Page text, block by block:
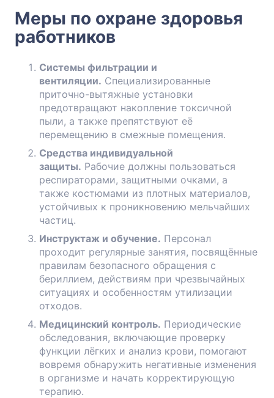
Меры по охране здоровья
работников
Системы фильтрации и
вентиляции. Специализированные
приточно-вытяжные установки
предотвращают накопление токсичной
пыли, а также препятствуют её
перемещению в смежные помещения.
Средства индивидуальной
защиты. Рабочие должны пользоваться
респираторами, защитными очками, а
также костюмами из плотных материалов,
устойчивых к проникновению мельчайших
частиц.
Инструктаж и обучение. Персонал
проходит регулярные занятия, посвящённые
правилам безопасного обращения с
бериллием, действиям при чрезвычайных
ситуациях и особенностям утилизации
отходов.
Медицинский контроль. Периодические
обследования, включающие проверку
функции лёгких и анализ крови, помогают
вовремя обнаружить негативные изменения
в организме и начать корректирующую
терапию.